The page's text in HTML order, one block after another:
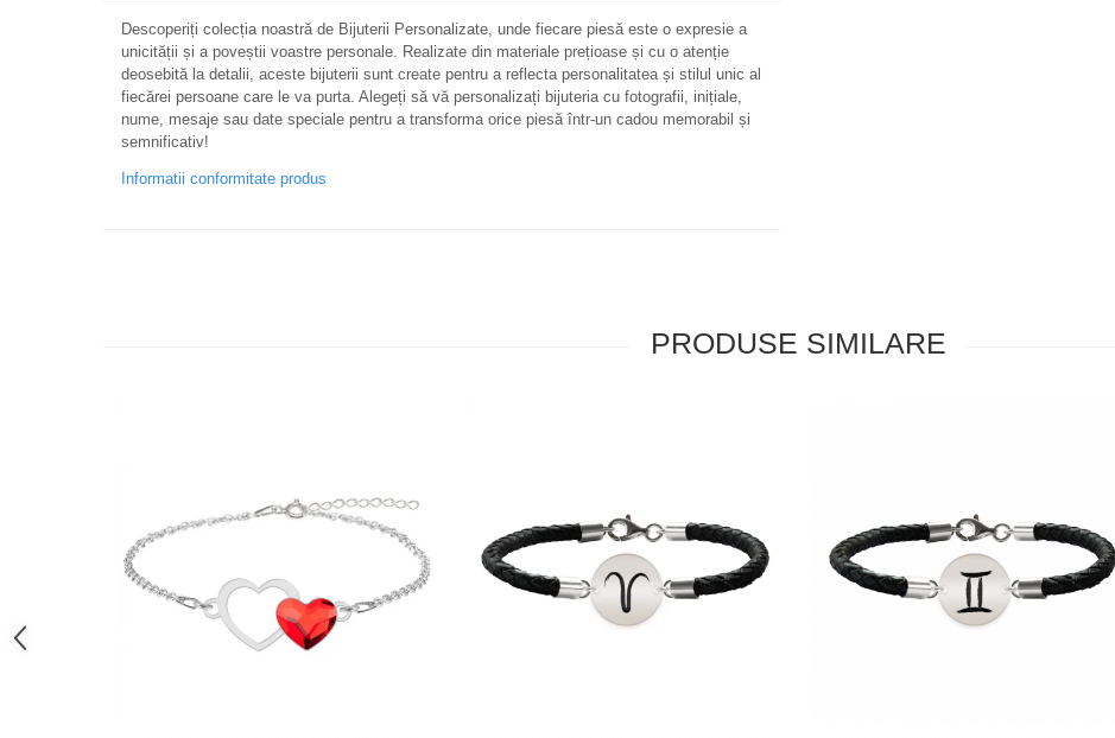
Descoperiți colecția noastră de Bijuterii Personalizate, unde fiecare piesă este o expresie a
unicității și a poveștii voastre personale. Realizate din materiale prețioase și cu o atenție
deosebită la detalii, aceste bijuterii sunt create pentru a reflecta personalitatea și stilul unic al
fiecărei persoane care le va purta. Alegeți să vă personalizați bijuteria cu fotografii, inițiale,
nume, mesaje sau date speciale pentru a transforma orice piesă într-un cadou memorabil și
semnificativ!
Informatii conformitate produs
PRODUSE SIMILARE